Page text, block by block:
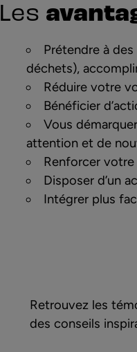
Les
Prétendre à
déchets),
Réduire votre
Bénéficier
Vous
attention et de
Renforcer
Disposer d’un
Intégrer plus
Retrouvez les
des conseils